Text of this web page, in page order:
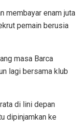
membayar enam juta
pemain berusia
masa Barca
lagi bersama klub
di lini depan
dipinjamkan ke